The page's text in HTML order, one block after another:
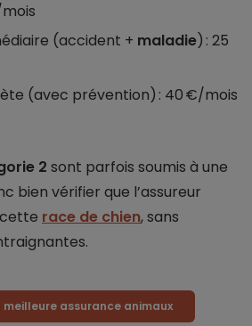
(accident + maladie) : 25
(avec prévention) : 40 €/mois
2 sont parfois soumis à une
bien vérifier que l’assureur
race de chien, sans
assurance animaux